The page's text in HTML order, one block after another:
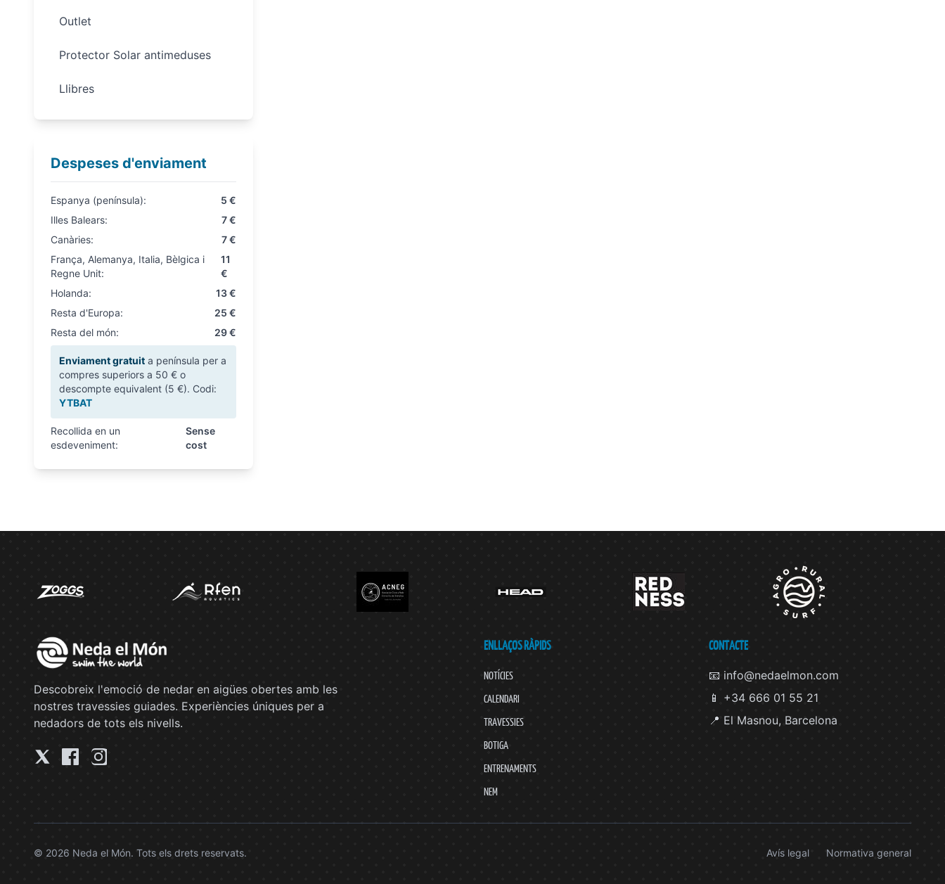
Outlet
Protector Solar antimeduses
Llibres
Despeses d'enviament
Espanya (península):
5 €
Illes Balears:
7 €
Canàries:
7 €
França, Alemanya, Italia, Bèlgica i
Regne Unit:
11
€
Holanda:
13 €
Resta d'Europa:
25 €
Resta del món:
29 €
Enviament gratuit a península per a
compres superiors a 50 € o
descompte equivalent (5 €). Codi:
YTBAT
Recollida en un
esdeveniment:
Sense
cost
Descobreix l'emoció de nedar en aigües obertes amb les
nostres travessies guiades. Experiències úniques per a
nedadors de tots els nivells.
ENLLAÇOS RÀPIDS
NOTÍCIES
CALENDARI
TRAVESSIES
BOTIGA
ENTRENAMENTS
NEM
CONTACTE
📧 info@nedaelmon.com
📱 +34 666 01 55 21
📍 El Masnou, Barcelona
© 2026 Neda el Món. Tots els drets reservats. Avís legal Normativa general